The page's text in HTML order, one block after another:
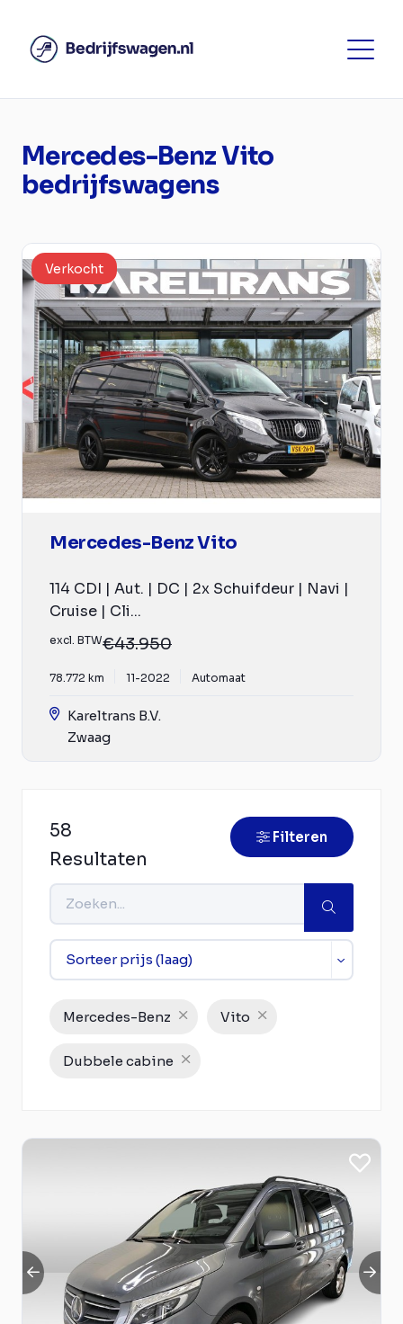
Mercedes-Benz Vito
bedrijfswagens
Verkocht
Mercedes-Benz Vito
114 CDI | Aut. | DC | 2x Schuifdeur | Navi |
Cruise | Cli...
excl. BTW€43.950
78.772 km 11-2022 Automaat
Kareltrans B.V.
Zwaag
58
Resultaten
Filteren
Mercedes-Benz Vito
Dubbele cabine